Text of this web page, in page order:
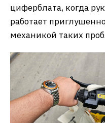
циферблата, когда
работает
механикой таких